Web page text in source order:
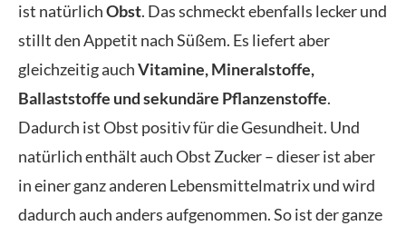
ist natürlichObst. Das schmeckt ebenfalls lecker und
stillt den Appetit nach Süßem. Es liefert aber
gleichzeitig auchVitamine, Mineralstoffe,
Ballaststoffe und sekundäre Pflanzenstoffe.
Dadurch ist Obst positiv für die Gesundheit. Und
natürlich enthält auch Obst Zucker – dieser ist aber
in einer ganz anderen Lebensmittelmatrix und wird
dadurch auch anders aufgenommen. So ist der ganze